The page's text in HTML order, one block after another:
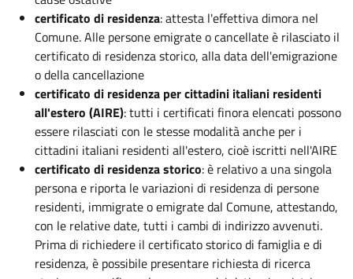
certificato di residenza: attesta l'effettiva dimora nel
Comune. Alle persone emigrate o cancellate è rilasciato il
certificato di residenza storico, alla data dell'emigrazione
o della cancellazione
certificato di residenza per cittadini italiani residenti
all'estero (AIRE): tutti i certificati finora elencati possono
essere rilasciati con le stesse modalità anche per i
cittadini italiani residenti all'estero, cioè iscritti nell'AIRE
certificato di residenza storico: è relativo a una singola
persona e riporta le variazioni di residenza di persone
residenti, immigrate o emigrate dal Comune, attestando,
con le relative date, tutti i cambi di indirizzo avvenuti.
Prima di richiedere il certificato storico di famiglia e di
residenza, è possibile presentare richiesta di ricerca